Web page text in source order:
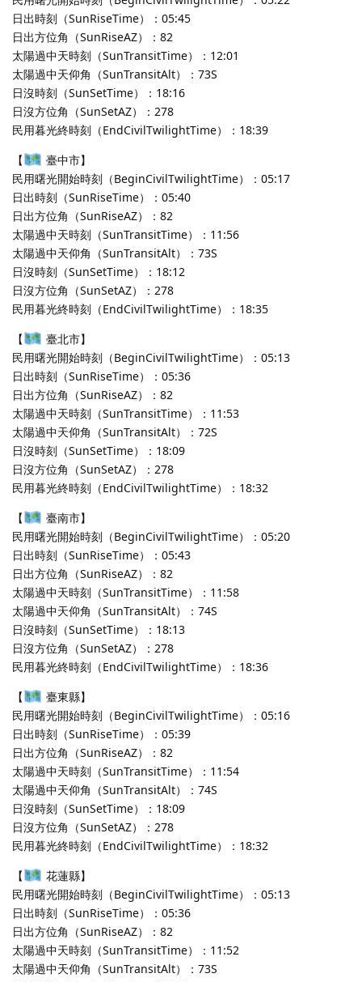
日出時刻（SunRiseTime）：05:45
日出方位角（SunRiseAZ）：82
太陽過中天時刻（SunTransitTime）：12:01
太陽過中天仰角（SunTransitAlt）：73S
日沒時刻（SunSetTime）：18:16
日沒方位角（SunSetAZ）：278
民用暮光終時刻（EndCivilTwilightTime）：18:39
【
臺中市】
民用曙光開始時刻（BeginCivilTwilightTime）：05:17
日出時刻（SunRiseTime）：05:40
日出方位角（SunRiseAZ）：82
太陽過中天時刻（SunTransitTime）：11:56
太陽過中天仰角（SunTransitAlt）：73S
日沒時刻（SunSetTime）：18:12
日沒方位角（SunSetAZ）：278
民用暮光終時刻（EndCivilTwilightTime）：18:35
【
臺北市】
民用曙光開始時刻（BeginCivilTwilightTime）：05:13
日出時刻（SunRiseTime）：05:36
日出方位角（SunRiseAZ）：82
太陽過中天時刻（SunTransitTime）：11:53
太陽過中天仰角（SunTransitAlt）：72S
日沒時刻（SunSetTime）：18:09
日沒方位角（SunSetAZ）：278
民用暮光終時刻（EndCivilTwilightTime）：18:32
【
臺南市】
民用曙光開始時刻（BeginCivilTwilightTime）：05:20
日出時刻（SunRiseTime）：05:43
日出方位角（SunRiseAZ）：82
太陽過中天時刻（SunTransitTime）：11:58
太陽過中天仰角（SunTransitAlt）：74S
日沒時刻（SunSetTime）：18:13
日沒方位角（SunSetAZ）：278
民用暮光終時刻（EndCivilTwilightTime）：18:36
【
臺東縣】
民用曙光開始時刻（BeginCivilTwilightTime）：05:16
日出時刻（SunRiseTime）：05:39
日出方位角（SunRiseAZ）：82
太陽過中天時刻（SunTransitTime）：11:54
太陽過中天仰角（SunTransitAlt）：74S
日沒時刻（SunSetTime）：18:09
日沒方位角（SunSetAZ）：278
民用暮光終時刻（EndCivilTwilightTime）：18:32
【
花蓮縣】
民用曙光開始時刻（BeginCivilTwilightTime）：05:13
日出時刻（SunRiseTime）：05:36
日出方位角（SunRiseAZ）：82
太陽過中天時刻（SunTransitTime）：11:52
太陽過中天仰角（SunTransitAlt）：73S